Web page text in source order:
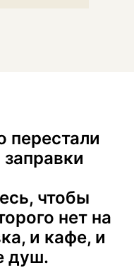
перестали
чтобы
нет на
и кафе, и
душ.